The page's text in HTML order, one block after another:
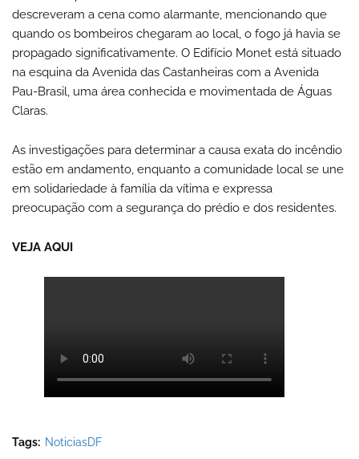
descreveram a cena como alarmante, mencionando que
quando os bombeiros chegaram ao local, o fogo já havia se
propagado significativamente. O Edifício Monet está situado
na esquina da Avenida das Castanheiras com a Avenida
Pau-Brasil, uma área conhecida e movimentada de Águas
Claras.
As investigações para determinar a causa exata do incêndio
estão em andamento, enquanto a comunidade local se une
em solidariedade à família da vítima e expressa
preocupação com a segurança do prédio e dos residentes.
VEJA AQUI
Tags: NoticiasDF